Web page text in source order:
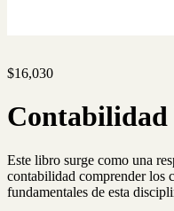
$16,030
Contabilidad
Este libro surge como una
contabilidad comprender los
fundamentales de esta